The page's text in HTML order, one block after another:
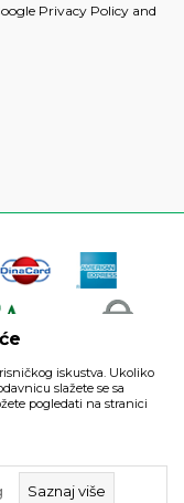
Privacy Policy and
i ne podrazumeva
iskustva. Ukoliko
slažete se sa
pogledati na stranici
Saznaj više